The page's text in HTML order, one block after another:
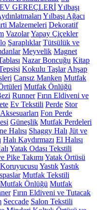
GEREÇLERİYılbaşı
Yılbaşı Ağacı
Malzemeleri Dekoratif
VazolarYapay Çiçekler
Şaraplıklar Tütsülük ve
Meyvelik Magnet
Nazar Boncuğu Kitap
Kokulu Taşlar Ahşap
Cansız Manken Mutfak
Mutfak Önlüğü
Runner Fırın Eldiveni ve
Ev Tekstili Perde Stor
Fon Perde
Güneşlik Mutfak Perdeleri
Halısı Shaggy Halı Jüt ve
Halı Kaydırmazı El Halısı
Yatak Odası Tekstili
Pike Takımı Yatak Örtüsü
YastıkYastık
Mutfak Tekstili
Mutfak Önlüğü Mutfak
Fırın Eldiveni ve Tutacak
Seccade Salon Tekstili